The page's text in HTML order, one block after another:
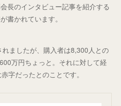
長のインタビュー記事を紹介する
書かれています。
ましたが、購入者は8,300人との
万円ちょっと。それに対して経
字だったとのことです。